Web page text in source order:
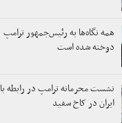
همه نگاه‌ها به رئیس‌جمهور ترامپ
دوخته شده است
نشست محرمانه ترامپ در رابطه با
ایران در کاخ سفید